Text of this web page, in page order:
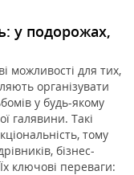
у подорожах,
можливості для тих,
організувати
у будь-якому
галявини. Такі
тому
бізнес-
ключові переваги: